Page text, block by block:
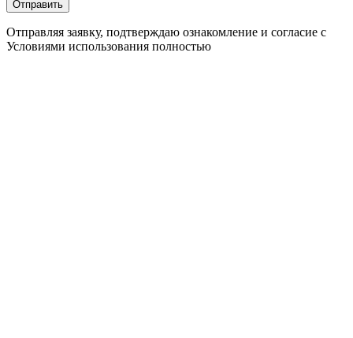
Отправляя заявку, подтверждаю ознакомление и согласие с
Условиями использования полностью